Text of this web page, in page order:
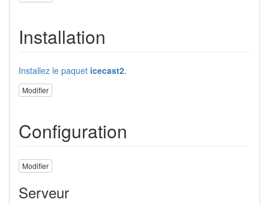
Installation
Installez le paquet icecast2.
Modifier
Configuration
Modifier
Serveur